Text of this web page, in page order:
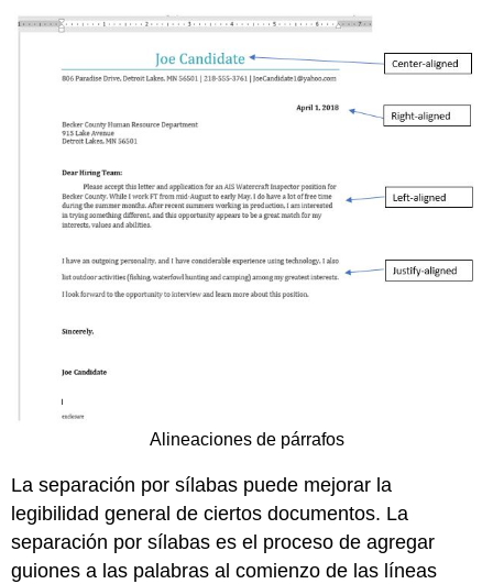
Alineaciones de párrafos
La separación por sílabas puede mejorar la
legibilidad general de ciertos documentos. La
separación por sílabas es el proceso de agregar
guiones a las palabras al comienzo de las líneas